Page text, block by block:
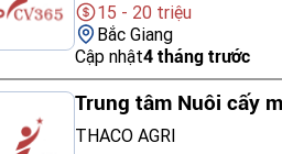
15 - 20 triệu
Bắc Giang
Cập nhật4 tháng trước
Trung tâm Nuôi cấy
THACO AGRI